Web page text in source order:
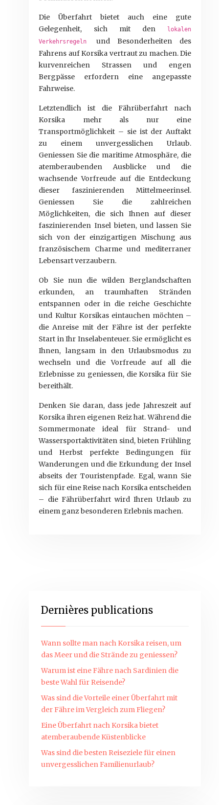
Die Überfahrt bietet auch eine gute
Gelegenheit, sich mit den
lokalen
Verkehrsregeln und Besonderheiten des
Fahrens auf Korsika vertraut zu machen. Die
kurvenreichen Strassen und engen
Bergpässe erfordern eine angepasste
Fahrweise.
Letztendlich ist die Fährüberfahrt nach
Korsika mehr als nur eine
Transportmöglichkeit – sie ist der Auftakt
zu einem unvergesslichen Urlaub.
Geniessen Sie die maritime Atmosphäre, die
atemberaubenden Ausblicke und die
wachsende Vorfreude auf die Entdeckung
dieser faszinierenden Mittelmeerinsel.
Geniessen Sie die zahlreichen
Möglichkeiten, die sich Ihnen auf dieser
faszinierenden Insel bieten, und lassen Sie
sich von der einzigartigen Mischung aus
französischem Charme und mediterraner
Lebensart verzaubern.
Ob Sie nun die wilden Berglandschaften
erkunden, an traumhaften Stränden
entspannen oder in die reiche Geschichte
und Kultur Korsikas eintauchen möchten –
die Anreise mit der Fähre ist der perfekte
Start in Ihr Inselabenteuer. Sie ermöglicht es
Ihnen, langsam in den Urlaubsmodus zu
wechseln und die Vorfreude auf all die
Erlebnisse zu geniessen, die Korsika für Sie
bereithält.
Denken Sie daran, dass jede Jahreszeit auf
Korsika ihren eigenen Reiz hat. Während die
Sommermonate ideal für Strand- und
Wassersportaktivitäten sind, bieten Frühling
und Herbst perfekte Bedingungen für
Wanderungen und die Erkundung der Insel
abseits der Touristenpfade. Egal, wann Sie
sich für eine Reise nach Korsika entscheiden
– die Fährüberfahrt wird Ihren Urlaub zu
einem ganz besonderen Erlebnis machen.
Dernières publications
Wann sollte man nach Korsika reisen, um
das Meer und die Strände zu geniessen?
Warum ist eine Fähre nach Sardinien die
beste Wahl für Reisende?
Was sind die Vorteile einer Überfahrt mit
der Fähre im Vergleich zum Fliegen?
Eine Überfahrt nach Korsika bietet
atemberaubende Küstenblicke
Was sind die besten Reiseziele für einen
unvergesslichen Familienurlaub?